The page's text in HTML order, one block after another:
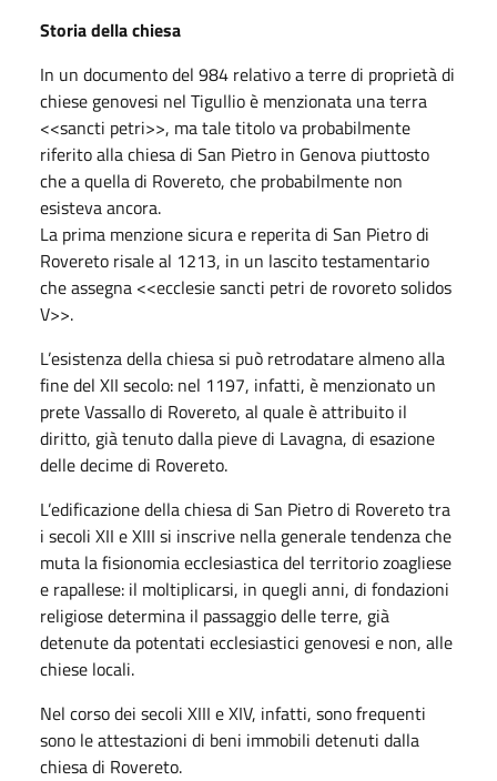
Storia della chiesa
In un documento del 984 relativo a terre di proprietà di
chiese genovesi nel Tigullio è menzionata una terra
<<sancti petri>>, ma tale titolo va probabilmente
riferito alla chiesa di San Pietro in Genova piuttosto
che a quella di Rovereto, che probabilmente non
esisteva ancora.
La prima menzione sicura e reperita di San Pietro di
Rovereto risale al 1213, in un lascito testamentario
che assegna <<ecclesie sancti petri de rovoreto solidos
V>>.
L’esistenza della chiesa si può retrodatare almeno alla
fine del XII secolo: nel 1197, infatti, è menzionato un
prete Vassallo di Rovereto, al quale è attribuito il
diritto, già tenuto dalla pieve di Lavagna, di esazione
delle decime di Rovereto.
L’edificazione della chiesa di San Pietro di Rovereto tra
i secoli XII e XIII si inscrive nella generale tendenza che
muta la fisionomia ecclesiastica del territorio zoagliese
e rapallese: il moltiplicarsi, in quegli anni, di fondazioni
religiose determina il passaggio delle terre, già
detenute da potentati ecclesiastici genovesi e non, alle
chiese locali.
Nel corso dei secoli XIII e XIV, infatti, sono frequenti
sono le attestazioni di beni immobili detenuti dalla
chiesa di Rovereto.